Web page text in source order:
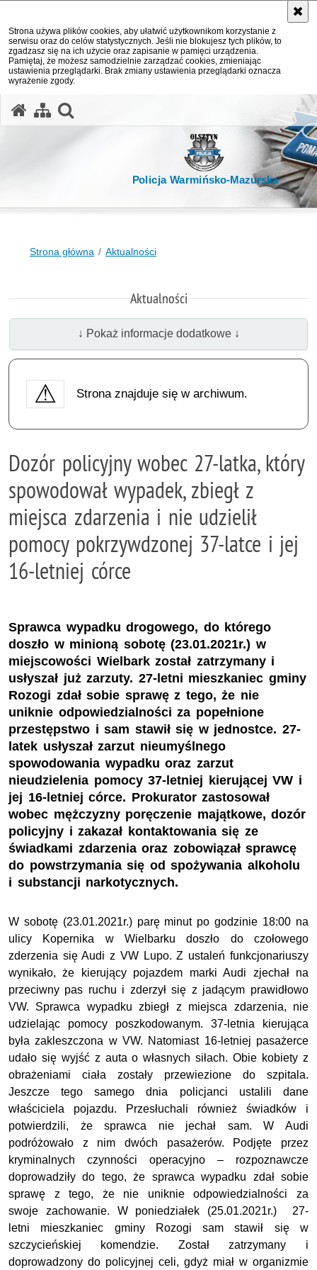
Strona używa plików cookies, aby ułatwić użytkownikom korzystanie z
serwisu oraz do celów statystycznych. Jeśli nie blokujesz tych plików, to
zgadzasz się na ich użycie oraz zapisanie w pamięci urządzenia.
Pamiętaj, że możesz samodzielnie zarządzać cookies, zmieniając
ustawienia przeglądarki. Brak zmiany ustawienia przeglądarki oznacza
wyrażenie zgody.
Policja Warmińsko-Mazurska
Strona główna Aktualności
Aktualności
↓ Pokaż informacje dodatkowe ↓
Strona znajduje się w archiwum.
Dozór policyjny wobec 27-latka, który
spowodował wypadek, zbiegł z
miejsca zdarzenia i nie udzielił
pomocy pokrzywdzonej 37-latce i jej
16-letniej córce
Sprawca wypadku drogowego, do którego
doszło w minioną sobotę (23.01.2021r.) w
miejscowości Wielbark został zatrzymany i
usłyszał już zarzuty. 27-letni mieszkaniec gminy
Rozogi zdał sobie sprawę z tego, że nie
uniknie odpowiedzialności za popełnione
przestępstwo i sam stawił się w jednostce. 27-
latek usłyszał zarzut nieumyślnego
spowodowania wypadku oraz zarzut
nieudzielenia pomocy 37-letniej kierującej VW i
jej 16-letniej córce. Prokurator zastosował
wobec mężczyzny poręczenie majątkowe, dozór
policyjny i zakazał kontaktowania się ze
świadkami zdarzenia oraz zobowiązał sprawcę
do powstrzymania się od spożywania alkoholu
i substancji narkotycznych.
W sobotę (23.01.2021r.) parę minut po godzinie 18:00 na
ulicy Kopernika w Wielbarku doszło do czołowego
zderzenia się Audi z VW Lupo. Z ustaleń funkcjonariuszy
wynikało, że kierujący pojazdem marki Audi zjechał na
przeciwny pas ruchu i zderzył się z jadącym prawidłowo
VW. Sprawca wypadku zbiegł z miejsca zdarzenia, nie
udzielając pomocy poszkodowanym. 37-letnia kierująca
była zakleszczona w VW. Natomiast 16-letniej pasażerce
udało się wyjść z auta o własnych siłach. Obie kobiety z
obrażeniami ciała zostały przewiezione do szpitala.
Jeszcze tego samego dnia policjanci ustalili dane
właściciela pojazdu. Przesłuchali również świadków i
potwierdzili, że sprawca nie jechał sam. W Audi
podróżowało z nim dwóch pasażerów. Podjęte przez
kryminalnych czynności operacyjno – rozpoznawcze
doprowadziły do tego, że sprawca wypadku zdał sobie
sprawę z tego, że nie uniknie odpowiedzialności za
swoje zachowanie. W poniedziałek (25.01.2021r.) 27-
letni mieszkaniec gminy Rozogi sam stawił się w
szczycieńskiej komendzie. Został zatrzymany i
doprowadzony do policyjnej celi, gdyż miał w organizmie